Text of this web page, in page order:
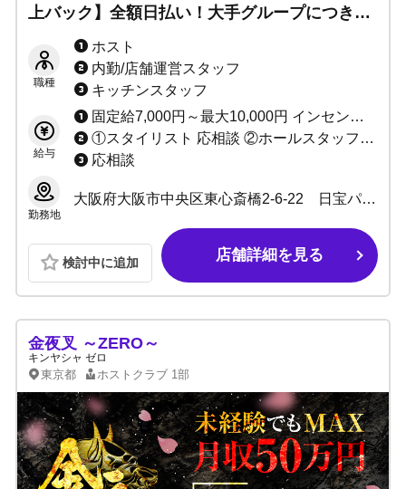
上バック】全額日払い！大手グループにつき待
遇超充実＆入店後の給料体制も自信あり！
職種
ホスト
内勤/店舗運営スタッフ
キッチンスタッフ
給与
固定給7,000円～最大10,000円 インセンティブあり（最低60%～最高80%） ★完全日払い制 ※当店は保証制度ではなく固定給制度です。 保証は売上バックが保証金額を上回れば無くなってしまいますが、 固定給は売上バックが上回っても無くなりません。 「固定給+売上バック」があなたのお給料になります！！ 例：保証の場合、保証1万円で売上バック2万円なら、 売上バック2万円分があなたのお給料です。 固定給の場合、固定1万円で売上バック2万円なら、 固定+売上＝合計3万円がお給料です♪ 固定給は永久に無くなりませんのでご安心ください。
①スタイリスト 応相談 ②ホールスタッフ(ボーイ：内勤) 日給10,000円～ ③DJ・ダンサー 応相談 ③店舗運営スタッフ 1:日給10,000円～＋能力給 2:月給10万～40万＋能力給 ④管理職各種 1:日給7,000円～10,000円＋能力給 2:月給20万～40万円＋能力給(社員) ⑤サイト運営スタッフ 応相談
応相談
勤務地
大阪府大阪市中央区東心斎橋2-6-22 日宝パラダイスビル５F
検討中に追加 店舗詳細を見る
金夜叉 ～ZERO～
キンヤシャ ゼロ
東京都 ホストクラブ 1部